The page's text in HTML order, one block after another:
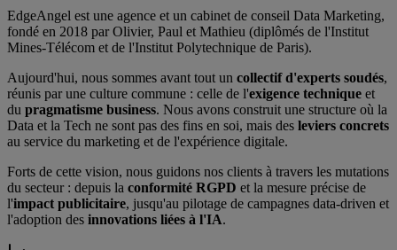
EdgeAngel est une agence et un cabinet de conseil Data Marketing,
fondé en 2018 par Olivier, Paul et Mathieu (diplômés de l'Institut
Mines-Télécom et de l'Institut Polytechnique de Paris).
Aujourd'hui, nous sommes avant tout un collectif d'experts soudés,
réunis par une culture commune : celle de l'exigence technique et
du pragmatisme business. Nous avons construit une structure où la
Data et la Tech ne sont pas des fins en soi, mais des leviers concrets
au service du marketing et de l'expérience digitale.
Forts de cette vision, nous guidons nos clients à travers les mutations
du secteur : depuis la conformité RGPD et la mesure précise de
l'impact publicitaire, jusqu'au pilotage de campagnes data-driven et
l'adoption des innovations liées à l'IA.